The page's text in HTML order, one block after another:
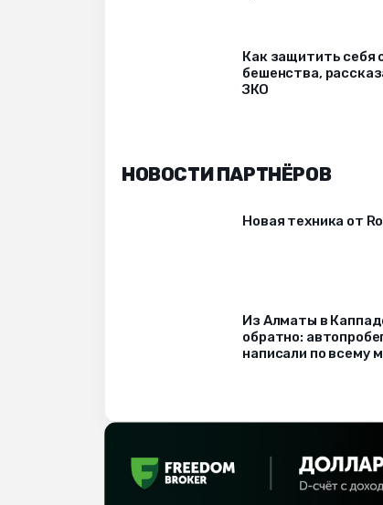
Как защитить себя
бешенства,
ЗКО
НОВОСТИ ПАРТНЁРОВ
Новая техника от
Из Алматы в
обратно:
написали по всему